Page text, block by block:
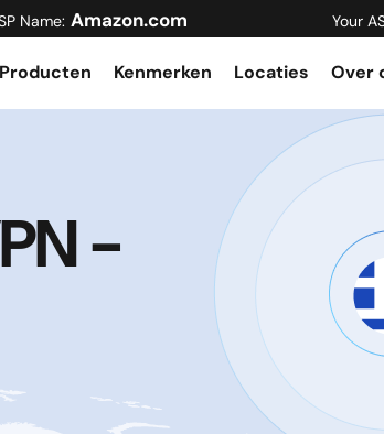
Name: Amazon.com Your
Producten Kenmerken Locaties Over
-